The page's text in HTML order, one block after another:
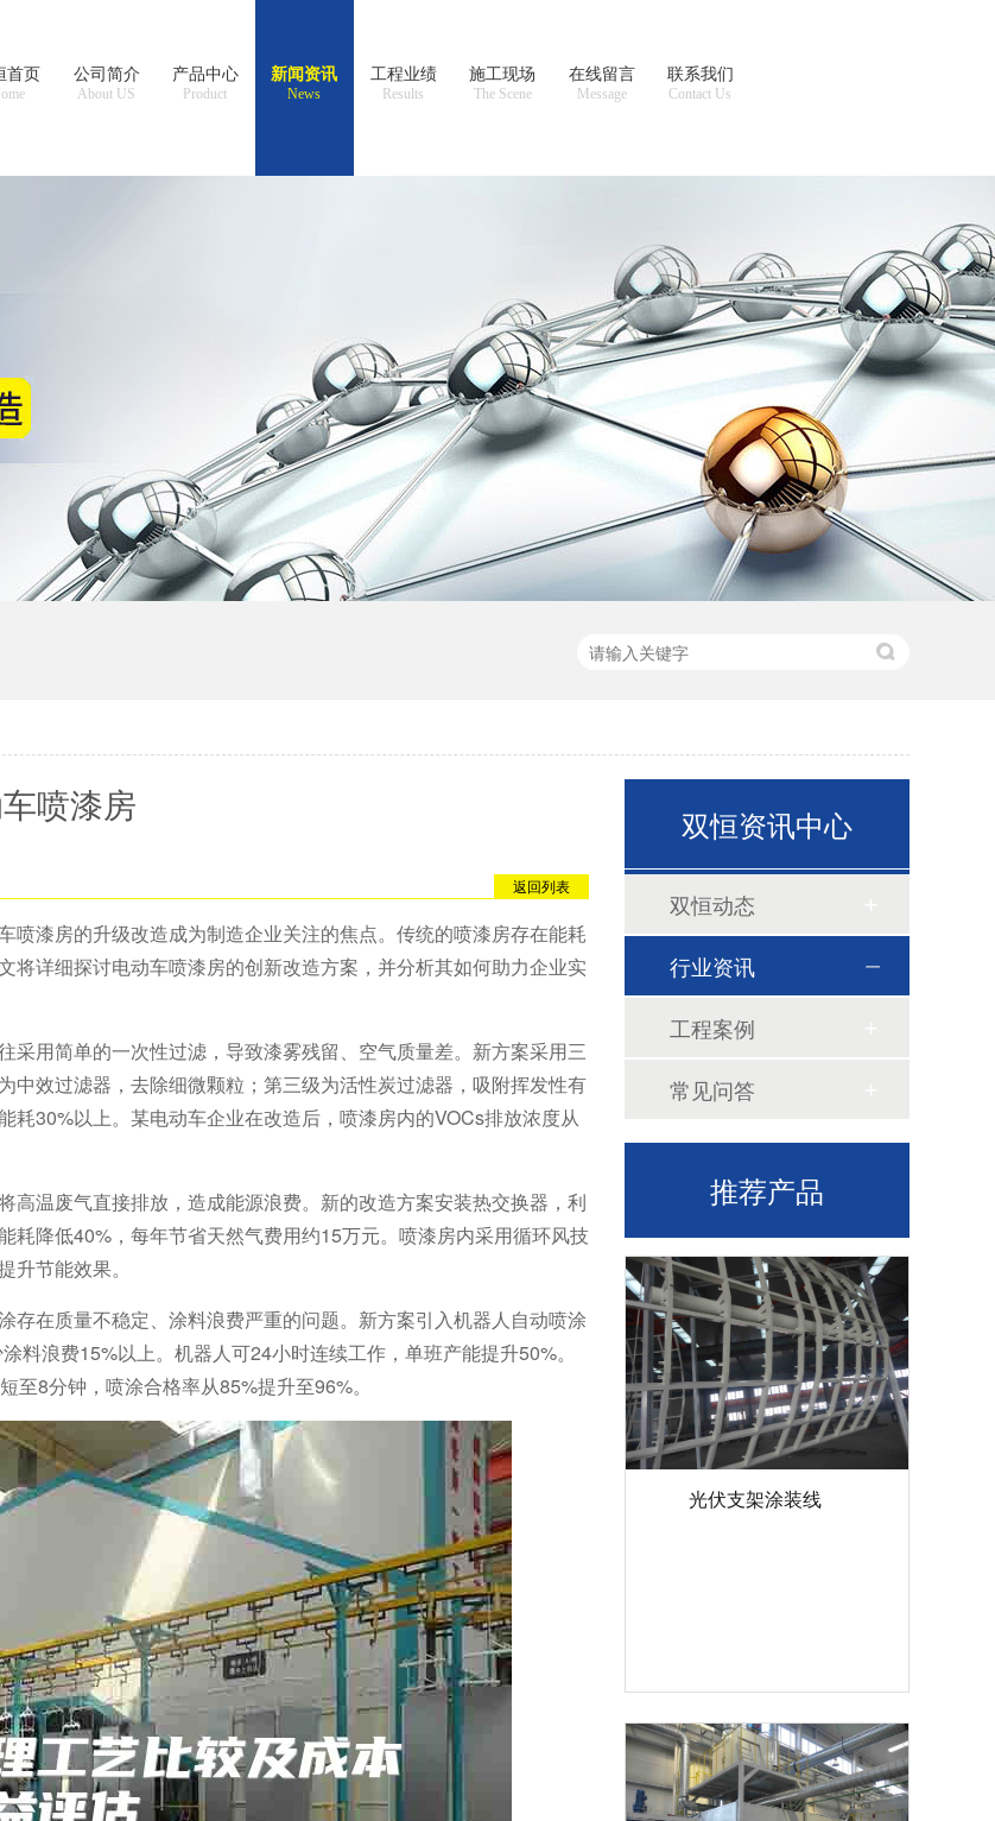
首页 公司简介
About US
产品中心
Product
新闻资讯
News
工程业绩
Results
施工现场
The Scene
在线留言
Message
联系我们
Contact Us
喷漆房
返回列表
漆房的升级改造成为制造企业关注的焦点。传统的喷漆房存在能耗
详细探讨电动车喷漆房的创新改造方案，并分析其如何助力企业实
用简单的一次性过滤，导致漆雾残留、空气质量差。新方案采用三
效过滤器，去除细微颗粒；第三级为活性炭过滤器，吸附挥发性有
30%以上。某电动车企业在改造后，喷漆房内的VOCs排放浓度从
温废气直接排放，造成能源浪费。新的改造方案安装热交换器，利
降低40%，每年节省天然气费用约15万元。喷漆房内采用循环风技
节能效果。
在质量不稳定、涂料浪费严重的问题。新方案引入机器人自动喷涂
浪费15%以上。机器人可24小时连续工作，单班产能提升50%。
8分钟，喷涂合格率从85%提升至96%。
双恒资讯中心
双恒动态
行业资讯
工程案例
常见问答
推荐产品
光伏支架涂装线